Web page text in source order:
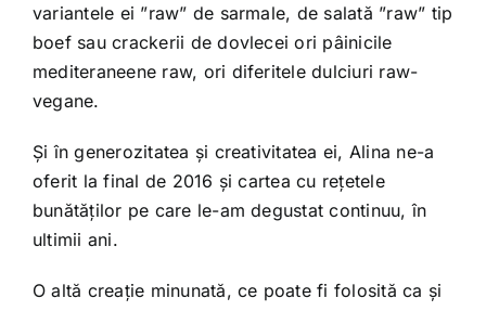
variantele ei ”raw” de sarmale, de salată ”raw” tip
boef sau crackerii de dovlecei ori pâinicile
mediteraneene raw, ori diferitele dulciuri raw-
vegane.
Și în generozitatea și creativitatea ei, Alina ne-a
oferit la final de 2016 și cartea cu rețetele
bunătăților pe care le-am degustat continuu, în
ultimii ani.
O altă creație minunată, ce poate fi folosită ca și